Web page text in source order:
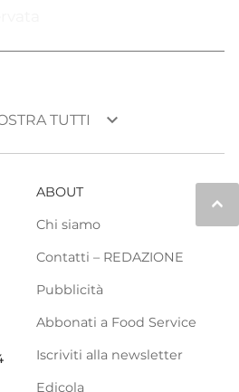
TUTTI keyboard_arrow_down
keyboard_arrow_up
ABOUT
Chi siamo
Contatti – REDAZIONE
Pubblicità
Abbonati a Food Service
Iscriviti alla newsletter
Edicola